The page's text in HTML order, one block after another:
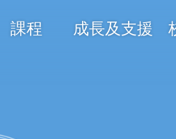
課程 成長及支援